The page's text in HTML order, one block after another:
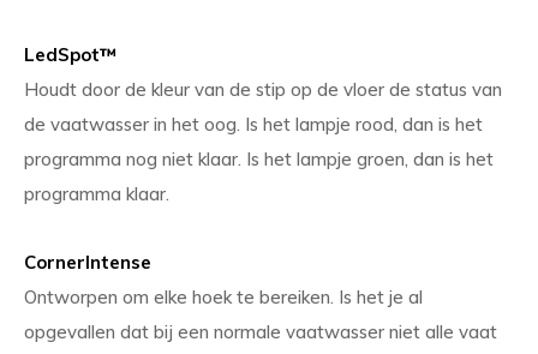
LedSpot™
Houdt door de kleur van de stip op de vloer de status van
de vaatwasser in het oog. Is het lampje rood, dan is het
programma nog niet klaar. Is het lampje groen, dan is het
programma klaar.
CornerIntense
Ontworpen om elke hoek te bereiken. Is het je al
opgevallen dat bij een normale vaatwasser niet alle vaat